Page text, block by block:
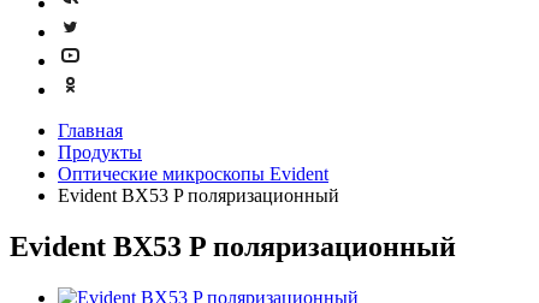
Главная
Продукты
Оптические микроскопы Evident
Evident BX53 P поляризационный
Evident BX53 P поляризационный